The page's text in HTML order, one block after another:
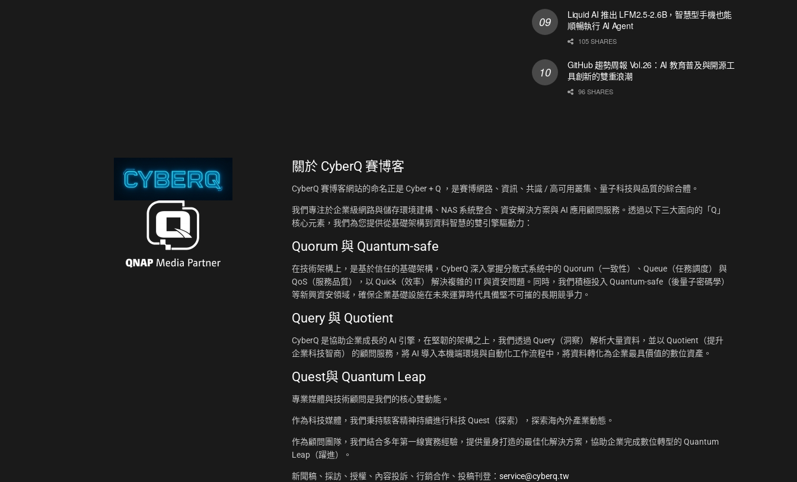
Liquid AI 推出 LFM2.5-2.6B，智慧型手機也能
順暢執行 AI Agent
105 SHARES
GitHub 趨勢周報 Vol.26：AI 教育普及與開源工
具創新的雙重浪潮
96 SHARES
關於 CyberQ 賽博客
CyberQ 賽博客網站的命名正是 Cyber + Q ，是賽博網路、資訊、共識 / 高可用叢集、量子科技與品質的綜合體。
我們專注於企業級網路與儲存環境建構、NAS 系統整合、資安解決方案與 AI 應用顧問服務。透過以下三大面向的「Q」
核心元素，我們為您提供從基礎架構到資料智慧的雙引擎驅動力：
Quorum 與 Quantum-safe
在技術架構上，是基於信任的基礎架構，CyberQ 深入掌握分散式系統中的 Quorum（一致性）、Queue（任務調度） 與
QoS（服務品質），以 Quick（效率） 解決複雜的 IT 與資安問題。同時，我們積極投入 Quantum-safe（後量子密碼學）
等新興資安領域，確保企業基礎設施在未來運算時代具備堅不可摧的長期競爭力。
Query 與 Quotient
CyberQ 是協助企業成長的 AI 引擎，在堅韌的架構之上，我們透過 Query（洞察） 解析大量資料，並以 Quotient（提升
企業科技智商） 的顧問服務，將 AI 導入本機端環境與自動化工作流程中，將資料轉化為企業最具價值的數位資產。
Quest與 Quantum Leap
專業媒體與技術顧問是我們的核心雙動能。
作為科技媒體，我們秉持駭客精神持續進行科技 Quest（探索），探索海內外產業動態。
作為顧問團隊，我們結合多年第一線實務經驗，提供量身打造的最佳化解決方案，協助企業完成數位轉型的 Quantum
Leap（躍進）。
新聞稿、採訪、授權、內容投訴、行銷合作、投稿刊登： service@cyberq.tw